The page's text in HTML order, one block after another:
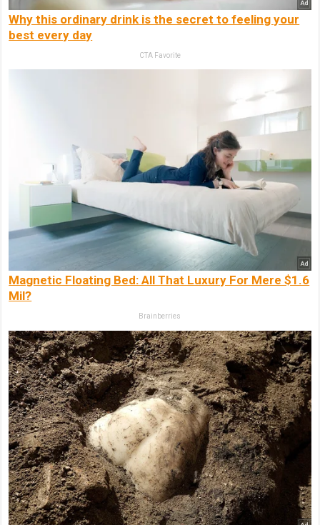
Why this ordinary drink is the secret to feeling your
best every day
CTA Favorite
Magnetic Floating Bed: All That Luxury For Mere $1.6
Mil?
Brainberries